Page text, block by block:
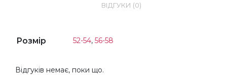
ВІДГУКИ (0)
Розмір 52-54, 56-58
Відгуків немає, поки що.